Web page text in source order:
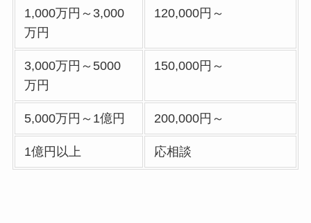
1,000万円～3,000
万円
120,000円～
3,000万円～5000
万円
150,000円～
5,000万円～1億円 200,000円～
1億円以上 応相談